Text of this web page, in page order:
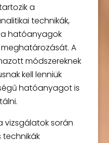
a
technikák,
a hatóanyagok
A
módszereknek
kell lenniük
hatóanyagot is
vizsgálatok során
technikák